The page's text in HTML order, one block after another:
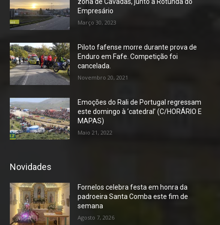
Empresário
Março 30, 2023
Piloto fafense morre durante prova de
Enduro em Fafe. Competição foi
cancelada.
Novembro 20, 2021
Emoções do Rali de Portugal regressam
este domingo à ‘catedral’ (C/HORÁRIO E
MAPAS)
Maio 21, 2022
Novidades
Fornelos celebra festa em honra da
padroeira Santa Comba este fim de
semana
Agosto 7, 2026